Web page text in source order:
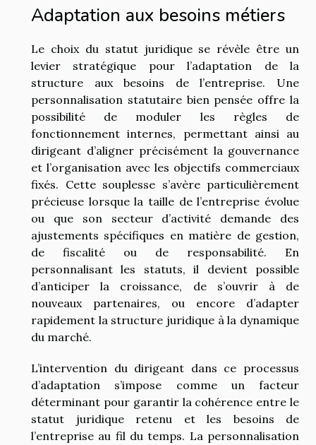
Adaptation aux besoins métiers
Le choix du statut juridique se révèle être un
levier stratégique pour l’adaptation de la
structure aux besoins de l’entreprise. Une
personnalisation statutaire bien pensée offre la
possibilité de moduler les règles de
fonctionnement internes, permettant ainsi au
dirigeant d’aligner précisément la gouvernance
et l’organisation avec les objectifs commerciaux
fixés. Cette souplesse s’avère particulièrement
précieuse lorsque la taille de l’entreprise évolue
ou que son secteur d’activité demande des
ajustements spécifiques en matière de gestion,
de fiscalité ou de responsabilité. En
personnalisant les statuts, il devient possible
d’anticiper la croissance, de s’ouvrir à de
nouveaux partenaires, ou encore d’adapter
rapidement la structure juridique à la dynamique
du marché.
L’intervention du dirigeant dans ce processus
d’adaptation s’impose comme un facteur
déterminant pour garantir la cohérence entre le
statut juridique retenu et les besoins de
l’entreprise au fil du temps. La personnalisation